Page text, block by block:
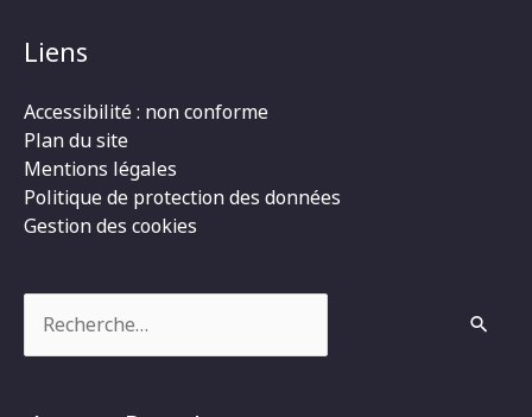
Liens
Accessibilité : non conforme
Plan du site
Mentions légales
Politique de protection des données
Gestion des cookies